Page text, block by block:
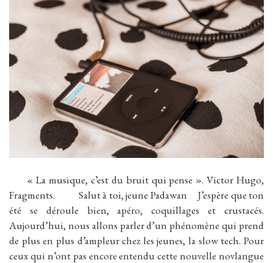
« La musique, c’est du bruit qui pense ». Victor Hugo,
Fragments. Salut à toi, jeune Padawan J’espère que ton
été se déroule bien, apéro, coquillages et crustacés.
Aujourd’hui, nous allons parler d’un phénomène qui prend
de plus en plus d’ampleur chez les jeunes, la slow tech. Pour
ceux qui n’ont pas encore entendu cette nouvelle novlangue